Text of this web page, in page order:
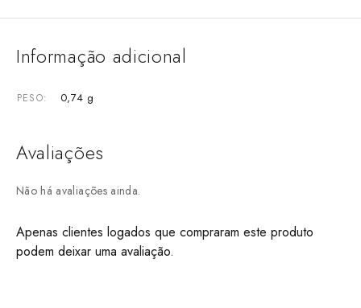
Informação adicional
PESO 0,74 g
Avaliações
Não há avaliações ainda.
Apenas clientes logados que compraram este produto
podem deixar uma avaliação.